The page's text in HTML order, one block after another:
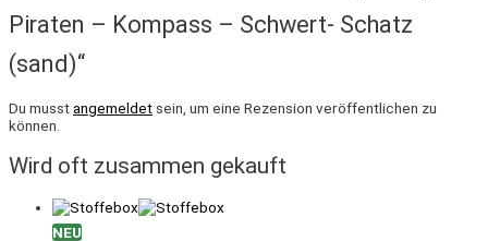
Piraten – Kompass – Schwert- Schatz
(sand)“
Du musstangemeldet sein, um eine Rezension veröffentlichen zu
können.
Wird oft zusammen gekauft
NEU